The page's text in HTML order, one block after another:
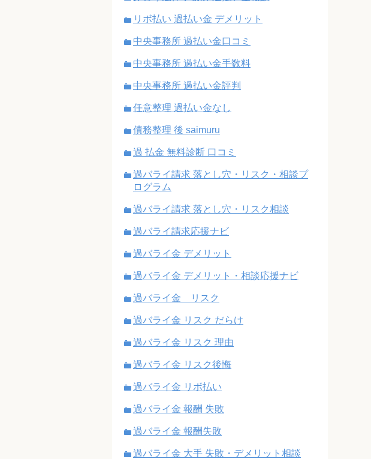
リボ払い 過払い金 デメリット
中央事務所 過払い金口コミ
中央事務所 過払い金手数料
中央事務所 過払い金評判
任意整理 過払い金なし
債務整理 後 saimuru
過 払金 無料診断 口コミ
過バライ請求 落とし穴・リスク・相談プ
ログラム
過バライ請求 落とし穴・リスク相談
過バライ請求応援ナビ
過バライ金 デメリット
過バライ金 デメリット・相談応援ナビ
過バライ金 リスク
過バライ金 リスク だらけ
過バライ金 リスク 理由
過バライ金 リスク後悔
過バライ金 リボ払い
過バライ金 報酬 失敗
過バライ金 報酬失敗
過バライ金 大手 失敗・デメリット相談